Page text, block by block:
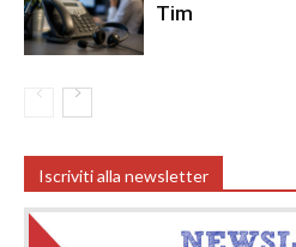
Tim
Iscriviti alla newsletter